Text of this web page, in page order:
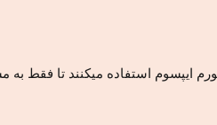
ایپسوم استفاده میکنند تا فقط